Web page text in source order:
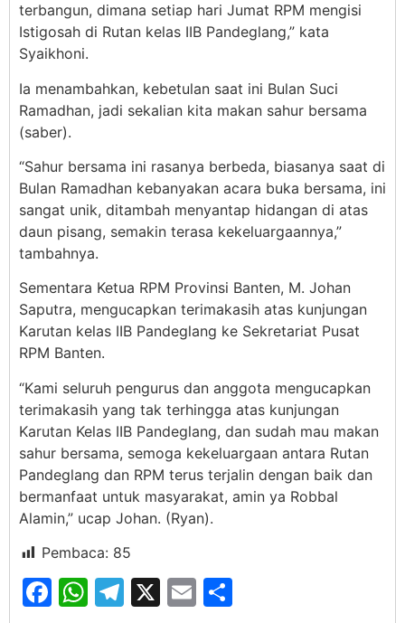
terbangun, dimana setiap hari Jumat RPM mengisi
Istigosah di Rutan kelas IIB Pandeglang,” kata
Syaikhoni.
Ia menambahkan, kebetulan saat ini Bulan Suci
Ramadhan, jadi sekalian kita makan sahur bersama
(saber).
“Sahur bersama ini rasanya berbeda, biasanya saat di
Bulan Ramadhan kebanyakan acara buka bersama, ini
sangat unik, ditambah menyantap hidangan di atas
daun pisang, semakin terasa kekeluargaannya,”
tambahnya.
Sementara Ketua RPM Provinsi Banten, M. Johan
Saputra, mengucapkan terimakasih atas kunjungan
Karutan kelas IIB Pandeglang ke Sekretariat Pusat
RPM Banten.
“Kami seluruh pengurus dan anggota mengucapkan
terimakasih yang tak terhingga atas kunjungan
Karutan Kelas IIB Pandeglang, dan sudah mau makan
sahur bersama, semoga kekeluargaan antara Rutan
Pandeglang dan RPM terus terjalin dengan baik dan
bermanfaat untuk masyarakat, amin ya Robbal
Alamin,” ucap Johan. (Ryan).
Pembaca: 85
Facebook
WhatsApp
Telegram
X Email